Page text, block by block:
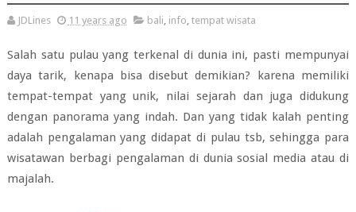
JDLines 11 years ago bali, info, tempat wisata
Salah satu pulau yang terkenal di dunia ini, pasti mempunyai
daya tarik, kenapa bisa disebut demikian? karena memiliki
tempat-tempat yang unik, nilai sejarah dan juga didukung
dengan panorama yang indah. Dan yang tidak kalah penting
adalah pengalaman yang didapat di pulau tsb, sehingga para
wisatawan berbagi pengalaman di dunia sosial media atau di
majalah.